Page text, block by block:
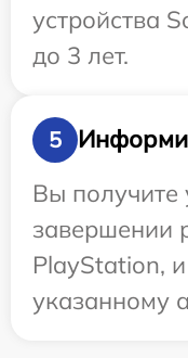
устройства
до 3 лет.
5
Вы получите
завершении
PlayStation,
указанному